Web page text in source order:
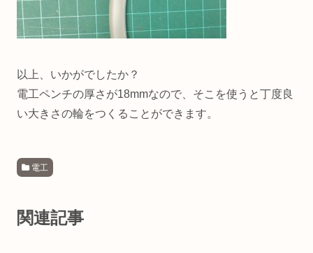
以上、いかがでしたか？
電工ペンチの厚さが18mmなので、そこを使うと丁度良
い大きさの輪をつくることができます。
電工
関連記事